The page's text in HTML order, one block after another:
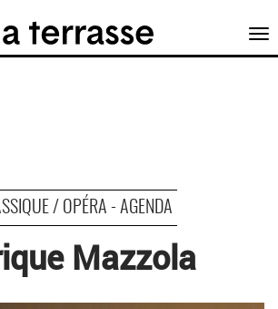
/ OPÉRA - AGENDA
Mazzola